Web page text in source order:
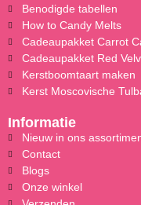
Benodigde tabellen
How to Candy Melts
Cadeaupakket Carrot
Cadeaupakket Red
Kerstboomtaart maken
Kerst Moscovische
Informatie
Nieuw in ons
Contact
Blogs
Onze winkel